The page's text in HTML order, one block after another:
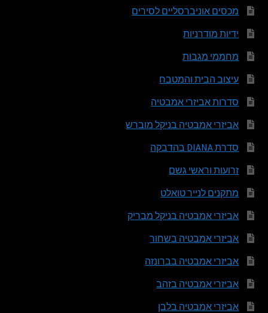
מכסים אוניברסליים לסירים
ידיות מודרניות
מחממי מגבות
עיצוב הבית והמטבח
סדרות אביזרי אמבטיה
אביזרי אמבטיה בניקל מוברש
סדרת DIANA בהדבקה
זרועות וראשי גשם
מתקנים לנייר טואלט
אביזרי אמבטיה בניקל מבריק
אביזרי אמבטיה בשחור
אביזרי אמבטיה בברונזה
אביזרי אמבטיה בזהב
אביזרי אמבטיה בלבן